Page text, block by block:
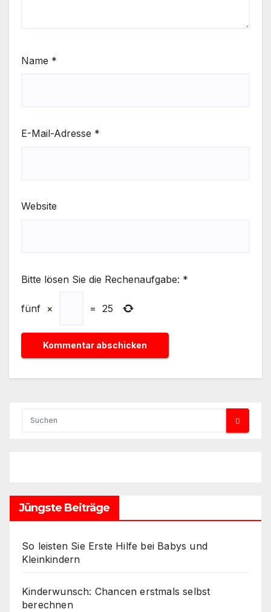
Name *
E-Mail-Adresse *
Website
Bitte lösen Sie die Rechenaufgabe: *
fünf × = 25
Jüngste Beiträge
So leisten Sie Erste Hilfe bei Babys und
Kleinkindern
Kinderwunsch: Chancen erstmals selbst
berechnen